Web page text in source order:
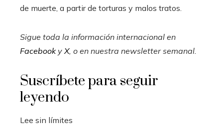
de muerte, a partir de torturas y malos tratos.
Sigue toda la información internacional en
FacebookyX, o en nuestra newsletter semanal.
Suscríbete para seguir
leyendo
Lee sin límites